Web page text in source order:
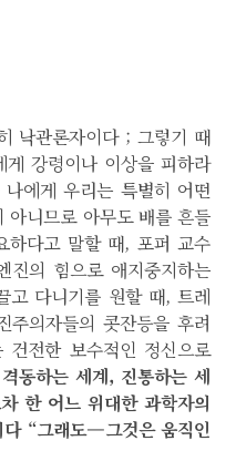
낙관론자이다 ; 그렇기 때
강령이나 이상을 피하라
에게 우리는 특별히 어떤
아니므로 아무도 배를 흔들
하다고 말할 때, 포퍼 교수
진의 힘으로 애지중지하는
고 다니기를 원할 때, 트레
주의자들의 콧잔등을 후려
전한 보수적인 정신으로
동하는 세계, 진통하는 세
한 어느 위대한 과학자의
“그래도—그것은 움직인